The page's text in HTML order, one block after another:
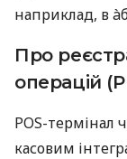
наприклад, в
Про
операцій
POS-термінал
касовим